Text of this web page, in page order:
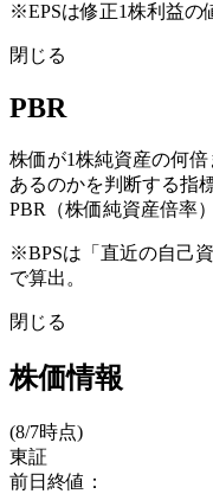
※EPSは修正1株利益の
閉じる
PBR
株価が1株純資産の何
あるのかを判断する指標
PBR（株価純資産倍率
※BPSは「直近の自己
で算出。
閉じる
株価情報
(8/7時点)
東証
前日終値：